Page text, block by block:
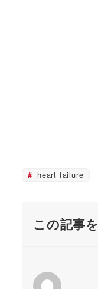
heart failure
この記事